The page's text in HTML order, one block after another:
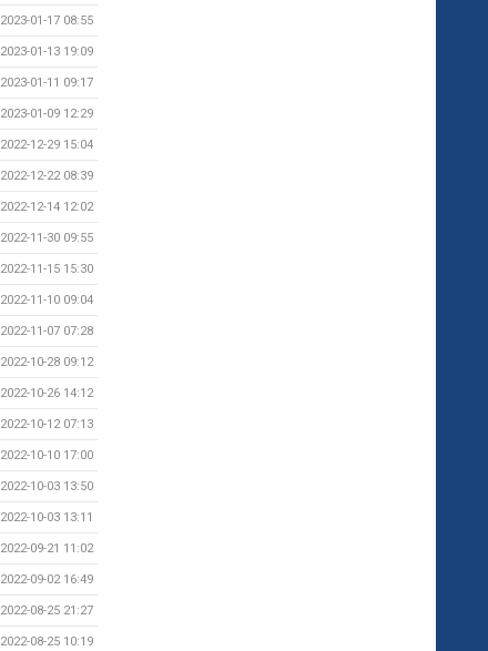
2023-01-17 08:55
2023-01-13 19:09
2023-01-11 09:17
2023-01-09 12:29
2022-12-29 15:04
2022-12-22 08:39
2022-12-14 12:02
2022-11-30 09:55
2022-11-15 15:30
2022-11-10 09:04
2022-11-07 07:28
2022-10-28 09:12
2022-10-26 14:12
2022-10-12 07:13
2022-10-10 17:00
2022-10-03 13:50
2022-10-03 13:11
2022-09-21 11:02
2022-09-02 16:49
2022-08-25 21:27
2022-08-25 10:19